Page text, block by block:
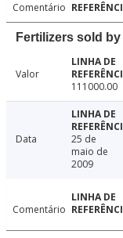
Comentário
Fertilizers sold
Valor
111000.00
Data
25 de
maio de
2009
Comentário